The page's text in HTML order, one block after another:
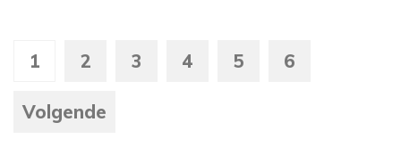
1 2 3 4 5 6
Volgende